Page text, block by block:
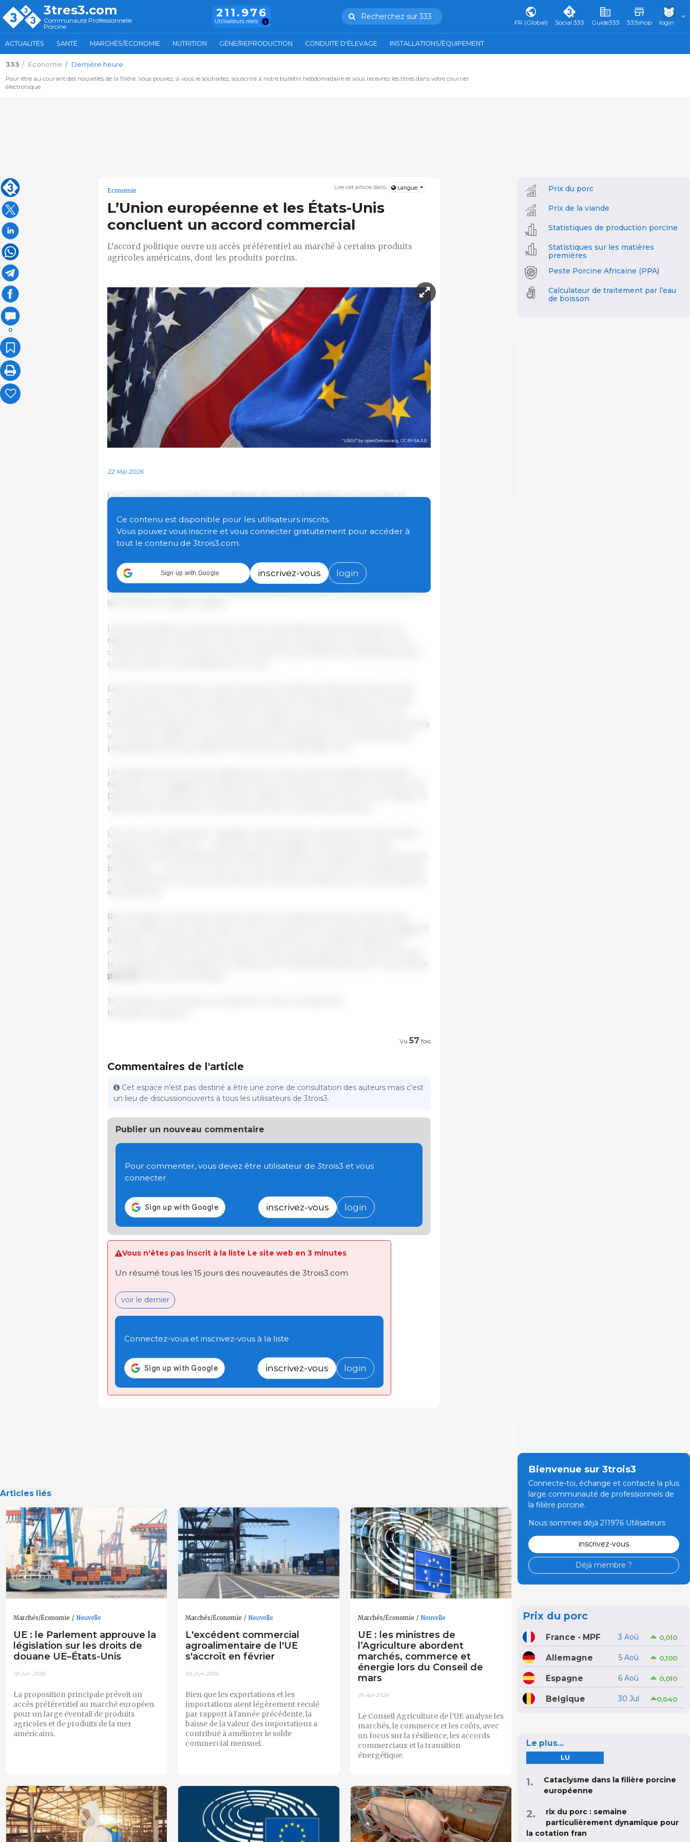
3tres3.com
Communauté Professionnelle
Porcine
211.976
Utilisateurs réels
Recherchez sur 333
FR (Global) Social 333 Guide333 333shop login
ACTUALITÉS SANTÉ MARCHÉS/ÉCONOMIE NUTRITION GÈNE/REPRODUCTION CONDUITE D'ÉLEVAGE INSTALLATIONS/ÉQUIPEMENT
333 Economie Dernière heure
Pour être au courant des nouvelles de la filière. Vous pouvez, si vous le souhaitez, souscrire à notre bulletin hebdomadaire et vous recevrez les titres dans votre courrier
électronique.
0
Lire cet article dans: Langue
Economie
L’Union européenne et les États-Unis
concluent un accord commercial
L’accord politique ouvre un accès préférentiel au marché à certains produits
agricoles américains, dont les produits porcins.
22 Mai 2026
La Commission européenne se félicite de l’accord politique conclu entre le
les droits de douanesur l’ensemble des produits industriels américains et
ouvrant un accès préférentiel au marché à certains produits agricoles et de la
mer américains, dont les produits
Les textes définitifs convenus seront désormais soumis à l’adoption formelle du
Parlement européen et du Conseil dans les prochaines semaines afin de garantir
leur entrée en vigueur rapide.
L’accès libéralisé au marché accordé aux exportations américaines par ces
règlements permettra de rendre les produits nécessaires à l’industrie et aux
consommateurs européens moins coûteux et plus facilement disponibles, sans
compromettre les sensibilités de l’Union.
Dans le même temps, et conformément à la pratique habituelle des accords
commerciaux de l’UE, les règlements offrent de solides garanties à l’industrie
européenne face à d’éventuelles perturbations commerciales grâce à une
clause de sauvegarde. La surveillance régulière des flux commerciaux permettra
une réaction rapide en cas d’augmentation préjudiciable ou potentiellement
préjudiciable des exportations en provenance des États-Unis.
Les règlements fournissent également à l’UE les outils nécessaires pour faire
respecter les engagements figurant dans la Déclaration conjointe UE-États-Unis.
Dans des circonstances précisément définies, ils permettront à l’UE de réagir en
suspendant totalement ou partiellement ses concessions tarifaires.
L’accord conclu garantit la réalisation des principaux objectifs de la Déclaration
conjointe UE-États-Unis — maintenir des échanges commerciaux et des
investissements transatlantiques stables, équitables, prévisibles et mutuellement
bénéfiques — et ouvre la voie à un renforcement du commerce transatlantique
en explorant de nouveaux domaines de réduction tarifaire pour les exportations
européennes.
Reconnaissant l’importance de poursuivre le dialogue afin de résoudre des
préoccupations de longue date, l’Union européenne et les États-Unis s’engagent
à travailler conjointement pour lever les barrières non tarifaires affectant le
commerce des denrées alimentaires et des produits agricoles, notamment par
la simplification des exigences relatives aux certificats sanitaires pour les produits
porcins
19 mai 2026 / Commission européenne / Union européenne.
https://ec.europa.eu/
Ce contenu est disponible pour les utilisateurs inscrits.
Vous pouvez vous inscrire et vous connecter gratuitement pour accéder à
tout le contenu de 3trois3.com.
Sign up with Google inscrivez-vous login
Vu 57 fois
Commentaires de l'article
Cet espace n'est pas destiné a être une zone de consultation des auteurs mais c'est
un lieu de discussionouverts à tous les utilisateurs de 3trois3.
Publier un nouveau commentaire
Pour commenter, vous devez être utilisateur de 3trois3 et vous
connecter
inscrivez-vous login
Vous n'êtes pas inscrit à la liste Le site web en 3 minutes
Un résumé tous les 15 jours des nouveautés de 3trois3.com
voir le dernier
Connectez-vous et inscrivez-vous à la liste
inscrivez-vous login
Articles liés
Marchés/Économie Nouvelle
UE : le Parlement approuve la
législation sur les droits de
douane UE–États-Unis
18-Jun-2026
La proposition principale prévoit un
accès préférentiel au marché européen
pour un large éventail de produits
agricoles et de produits de la mer
américains.
Marchés/Économie Nouvelle
L'excédent commercial
agroalimentaire de l'UE
s'accroît en février
05-Jun-2026
Bien que les exportations et les
importations aient légèrement reculé
par rapport à l'année précédente, la
baisse de la valeur des importations a
contribué à améliorer le solde
commercial mensuel.
Marchés/Économie Nouvelle
UE : les ministres de
l’Agriculture abordent
marchés, commerce et
énergie lors du Conseil de
mars
01-Avr-2026
Le Conseil Agriculture de l’UE analyse les
marchés, le commerce et les coûts, avec
un focus sur la résilience, les accords
commerciaux et la transition
énergétique.
Prix du porc
Prix de la viande
Statistiques de production porcine
Statistiques sur les matières
premières
Peste Porcine Africaine (PPA)
Calculateur de traitement par l’eau
de boisson
Bienvenue sur 3trois3
Connecte-toi, échange et contacte la plus
large communauté de professionnels de
la filière porcine.
Nous sommes déjà 211976 Utilisateurs
inscrivez-vous
Déjà membre ?
Prix du porc
France - MPF 3 Aoû 0,010
Allemagne 5 Aoû 0,100
Espagne 6 Aoû 0,010
Belgique 30 Jul 0,040
Le plus...
LU
Cataclysme dans la filière porcine
européenne
rix du porc : semaine
particulièrement dynamique pour
la cotation fran